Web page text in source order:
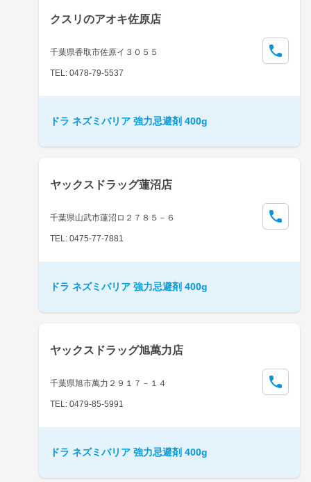
クスリのアオキ佐原店
千葉県香取市佐原イ３０５５
TEL: 0478-79-5537
ドラ ネズミバリア 強力忌避剤 400g
ヤックスドラッグ蓮沼店
千葉県山武市蓮沼ロ２７８５－６
TEL: 0475-77-7881
ドラ ネズミバリア 強力忌避剤 400g
ヤックスドラッグ旭萬力店
千葉県旭市萬力２９１７－１４
TEL: 0479-85-5991
ドラ ネズミバリア 強力忌避剤 400g